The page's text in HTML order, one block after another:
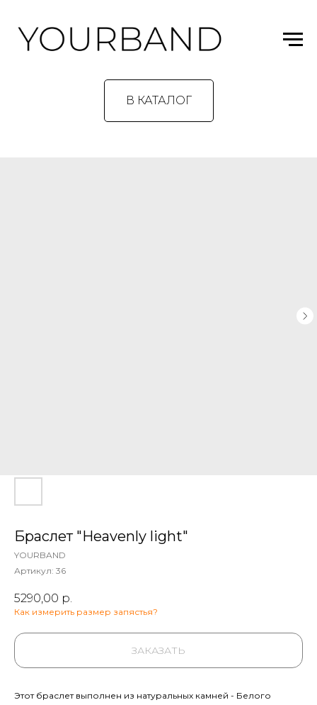
В КАТАЛОГ
Браслет "Heavenly light"
YOURBAND
Артикул: 36
5290,00 р.
Как измерить размер запястья?
ЗАКАЗАТЬ
Этот браслет выполнен из натуральных камней - Белого